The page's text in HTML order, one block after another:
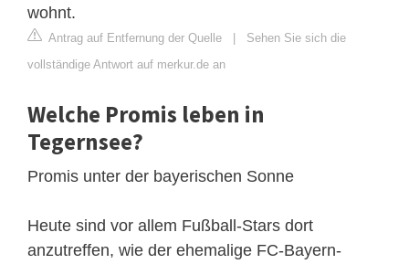
wohnt.
Antrag auf Entfernung der Quelle | Sehen Sie sich die
vollständige Antwort auf merkur.de an
Welche Promis leben in
Tegernsee?
Promis unter der bayerischen Sonne
Heute sind vor allem Fußball-Stars dort
anzutreffen, wie der ehemalige FC-Bayern-